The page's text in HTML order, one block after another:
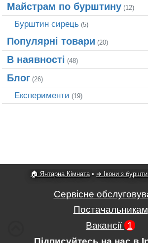
Майстрам по бурштину (12)
Бурштин сирець (5)
Популярні товари (20)
В наявності (48)
Блог (26)
Експерименти (19)
🏠 Янтарна Кімната• ➜ Ікони з
Сервісне
Постачальникам
Вакансії 1